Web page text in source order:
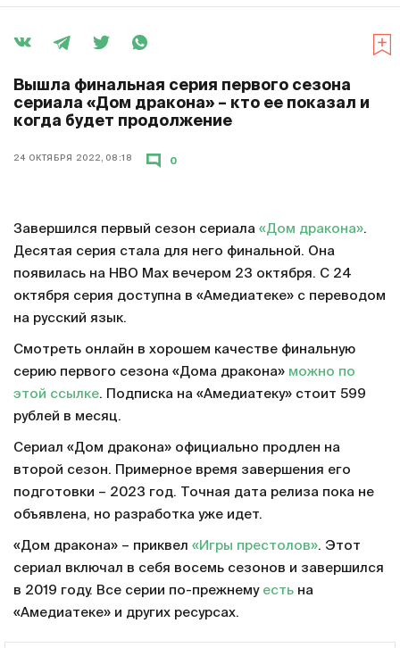
Вышла финальная серия первого сезона
сериала «Дом дракона» – кто ее показал и
когда будет продолжение
24 ОКТЯБРЯ 2022, 08:18 0
Завершился первый сезон сериала «Дом дракона».
Десятая серия стала для него финальной. Она
появилась на HBO Max вечером 23 октября. С 24
октября серия доступна в «Амедиатеке» с переводом
на русский язык.
Смотреть онлайн в хорошем качестве финальную
серию первого сезона «Дома дракона» можно по
этой ссылке. Подписка на «Амедиатеку» стоит 599
рублей в месяц.
Сериал «Дом дракона» официально продлен на
второй сезон. Примерное время завершения его
подготовки – 2023 год. Точная дата релиза пока не
объявлена, но разработка уже идет.
«Дом дракона» – приквел «Игры престолов». Этот
сериал включал в себя восемь сезонов и завершился
в 2019 году. Все серии по-прежнему есть на
«Амедиатеке» и других ресурсах.